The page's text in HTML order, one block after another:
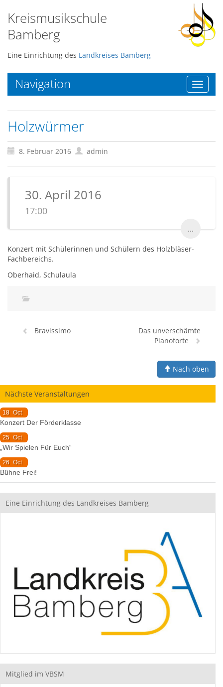
Kreismusikschule
Bamberg
Eine Einrichtung des Landkreises Bamberg
Navigation
Toggle
Holzwürmer
8. Februar 2016 admin
30. April 2016
17:00
...
Konzert mit Schülerinnen und Schülern des Holzbläser-
Fachbereichs.
Oberhaid, Schulaula
Bravissimo
Das unverschämte
Pianoforte
Nach oben
Nächste Veranstaltungen
18 Oct
Konzert Der Förderklasse
25 Oct
„Wir Spielen Für Euch“
26 Oct
Bühne Frei!
Eine Einrichtung des Landkreises Bamberg
Mitglied im VBSM